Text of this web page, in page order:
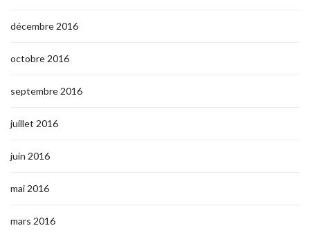
décembre 2016
octobre 2016
septembre 2016
juillet 2016
juin 2016
mai 2016
mars 2016